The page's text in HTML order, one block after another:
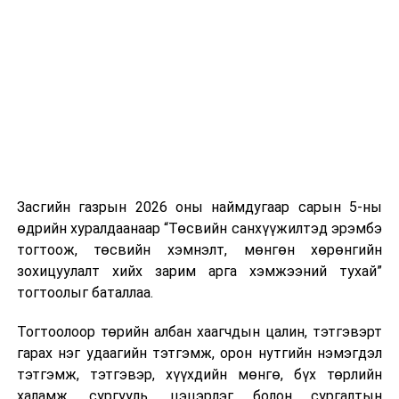
орчимд 55 га газарт 1800 айл амьдарч байгаа бөгөөд
нийт 700-800 нэгж талбарыг бүхэлд нь чөлөөлнө.
Гандан тойрсон худалдаа, үйлчилгээний төвүүд ч мөн
газар чөлөөлөлтөд хамарна. Гэхдээ иргэдэд урьдаас
мэдээлэл өгч газрыг чөлөөлөөд явна. Гандан орчим
ирэх жилүүдэд Улаанбаатар хотын нэрийн хуудас
болсон цэцэрлэгт хүрээлэн болно” гэдгийг онцоллоо.
Баянгол дүүргийн Засаг дарга Ө.Сумъяабаатар
Засгийн газрын 2026 оны наймдугаар сарын 5-ны
өдрийн хуралдаанаар “Төсвийн санхүүжилтэд эрэмбэ
тогтоож, төсвийн хэмнэлт, мөнгөн хөрөнгийн
зохицуулалт хийх зарим арга хэмжээний тухай”
тогтоолыг баталлаа.
Тогтоолоор төрийн албан хаагчдын цалин, тэтгэвэрт
гарах нэг удаагийн тэтгэмж, орон нутгийн нэмэгдэл
тэтгэмж, тэтгэвэр, хүүхдийн мөнгө, бүх төрлийн